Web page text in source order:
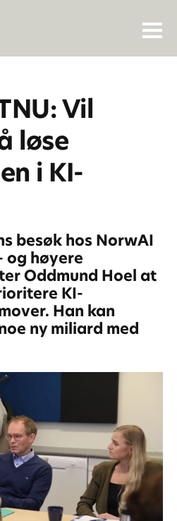
Vil
løse
i KI-
besøk hos NorwAI
og høyere
Oddmund Hoel at
KI-
Han kan
ny miliard med